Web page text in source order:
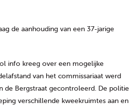
de aanhouding van een 37-jarige
info kreeg over een mogelijke
van het commissariaat werd
de Bergstraat gecontroleerd. De politie
verschillende kweekruimtes aan en